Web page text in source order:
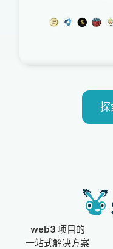
探
web3 项目的
一站式解决方案